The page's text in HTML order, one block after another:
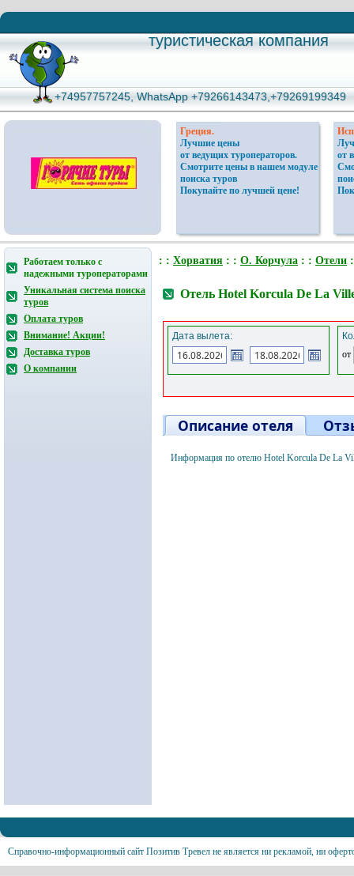
туристическая компания
туристическая компания
+74957757245, WhatsApp +79266143473,+79269199349
+74957757245, WhatsApp +79266143473,+79269199349
Греция.
Лучшие цены
от ведущих туроператоров.
Смотрите цены в нашем модуле
поиска туров
Покупайте по лучшей цене!
от
Работаем только с
надежными туроператорами
Уникальная система поиска
туров
Оплата туров
Внимание! Акции!
Доставка туров
О компании
: : Хорватия : : О. Корчула : : Отели
Отель Hotel Korcula De La
Дата вылета:
от
Описание отеля
Информация по отелю Hotel Korcula De La
Справочно-информационный сайт Позитив Тревел не является ни рекламой, ни